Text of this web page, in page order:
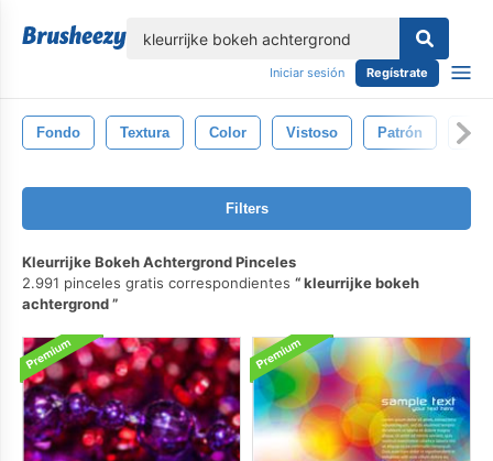
Iniciar sesión Regístrate
Fondo Textura Color Vistoso Patrón
Filters
Kleurrijke Bokeh Achtergrond Pinceles
2.991 pinceles gratis correspondientes
kleurrijke bokeh
achtergrond